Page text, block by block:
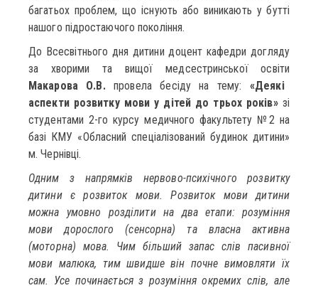
багатьох проблем, що існують або виникають у бутті
нашого підростаючого покоління.
До Всесвітнього дня дитини доцент кафедри догляду
за хворими та вищої медсестринської освіти
Макарова О.В.провела бесіду на тему:«Деякі
аспекти розвитку мови у дітей до трьох років»зі
студентами 2-го курсу медичного факультету №2 на
базі КМУ «Обласний спеціалізований будинок дитини»
м. Чернівці.
Одним з напрямків нервово-психічного розвитку
дитини є розвиток мови. Розвиток мови дитини
можна умовно розділити на два етапи: розуміння
мови дорослого (сенсорна) та власна активна
(моторна) мова. Чим більший запас слів пасивної
мови малюка, тим швидше він почне вимовляти їх
сам. Усе починається з розуміння окремих слів, але